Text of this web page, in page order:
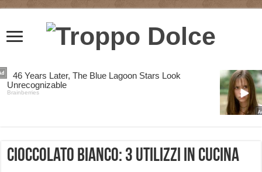
Cioccolato bianco: 3 utilizzi in cucina